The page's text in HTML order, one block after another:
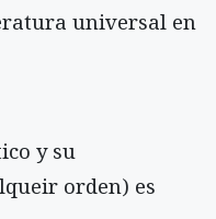
universal en
y su
orden) es